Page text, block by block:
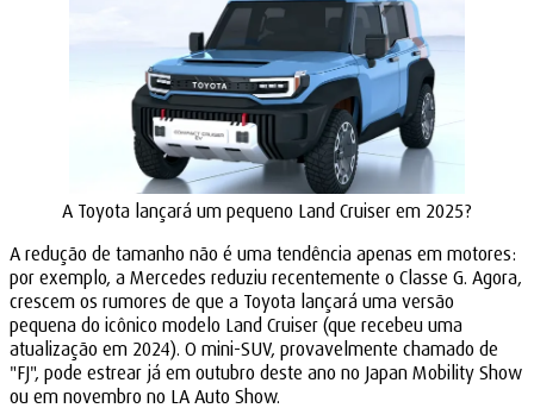
A Toyota lançará um pequeno Land Cruiser em 2025?
A redução de tamanho não é uma tendência apenas em motores:
por exemplo, a Mercedes reduziu recentemente o Classe G. Agora,
crescem os rumores de que a Toyota lançará uma versão
pequena do icônico modelo Land Cruiser (que recebeu uma
atualização em 2024). O mini-SUV, provavelmente chamado de
"FJ", pode estrear já em outubro deste ano no Japan Mobility Show
ou em novembro no LA Auto Show.